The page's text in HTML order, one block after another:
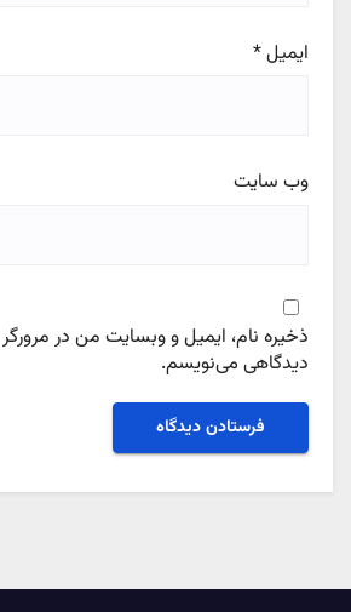
ایمیل*
وب‌ سایت
ذخیره نام، ایمیل و وبسایت من در مرورگر
دیدگاهی می‌نویسم.